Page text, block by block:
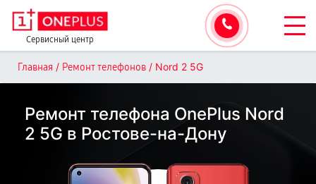
Сервисный центр
Главная / Ремонт телефонов / Nord 2 5G
Ремонт телефона OnePlus Nord
2 5G в Ростове-на-Дону